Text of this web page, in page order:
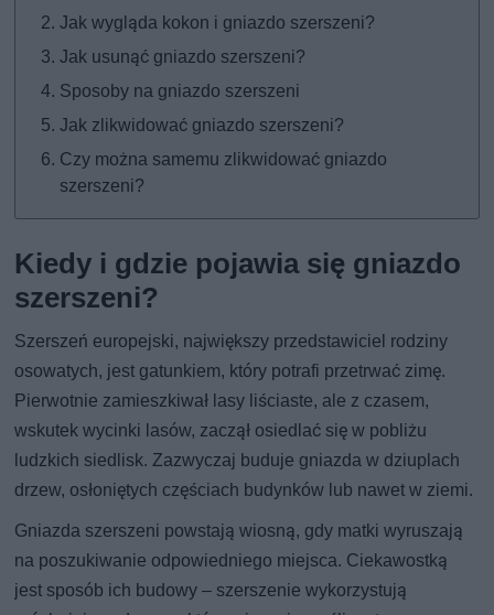
Jak wygląda kokon i gniazdo szerszeni?
Jak usunąć gniazdo szerszeni?
Sposoby na gniazdo szerszeni
Jak zlikwidować gniazdo szerszeni?
Czy można samemu zlikwidować gniazdo
szerszeni?
Kiedy i gdzie pojawia się gniazdo
szerszeni?
Szerszeń europejski, największy przedstawiciel rodziny
osowatych, jest gatunkiem, który potrafi przetrwać zimę.
Pierwotnie zamieszkiwał lasy liściaste, ale z czasem,
wskutek wycinki lasów, zaczął osiedlać się w pobliżu
ludzkich siedlisk. Zazwyczaj buduje gniazda w dziuplach
drzew, osłoniętych częściach budynków lub nawet w ziemi.
Gniazda szerszeni powstają wiosną, gdy matki wyruszają
na poszukiwanie odpowiedniego miejsca. Ciekawostką
jest sposób ich budowy – szerszenie wykorzystują